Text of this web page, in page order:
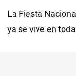
La Fiesta
ya se vive en